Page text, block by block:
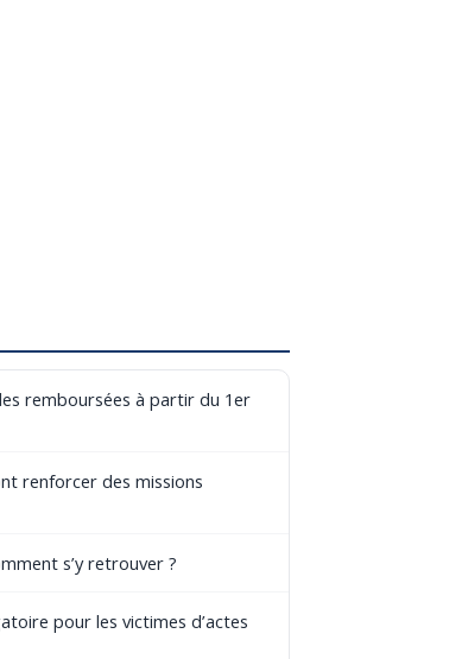
remboursées à partir du 1er
renforcer des missions
s’y retrouver ?
pour les victimes d’actes